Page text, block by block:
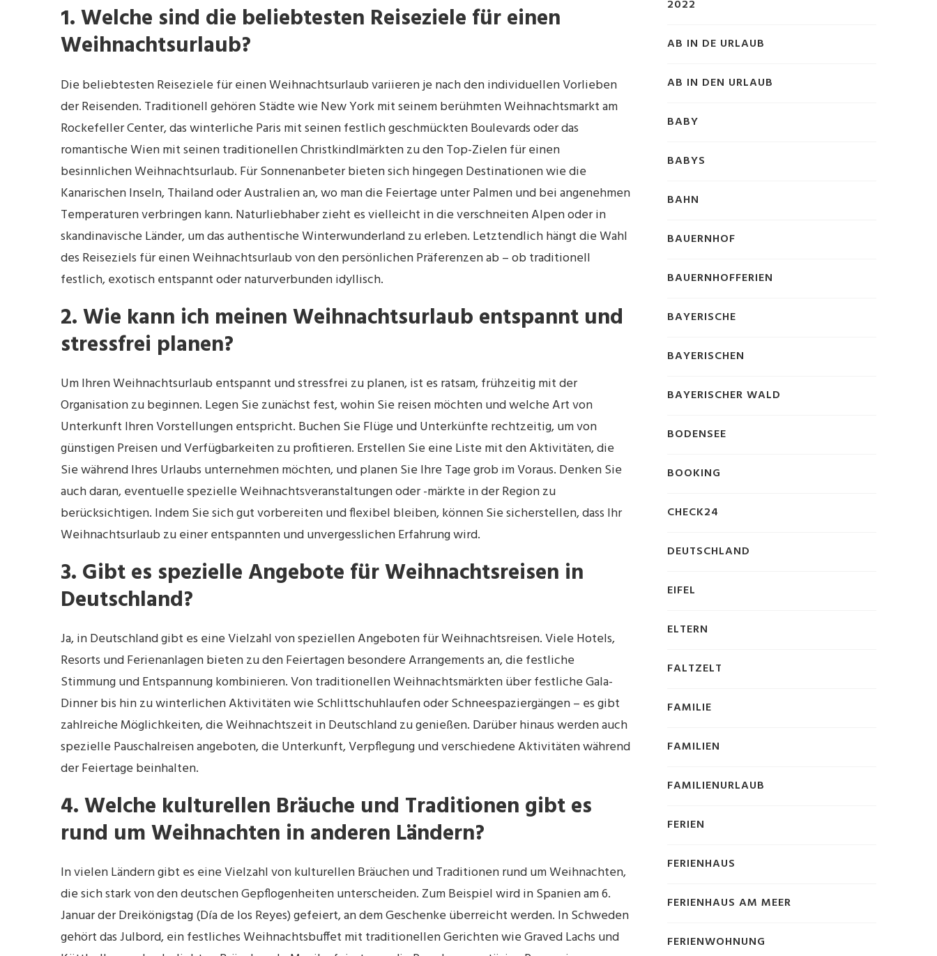
1. Welche sind die beliebtesten Reiseziele für einen
Weihnachtsurlaub?
Die beliebtesten Reiseziele für einen Weihnachtsurlaub variieren je nach den individuellen Vorlieben
der Reisenden. Traditionell gehören Städte wie New York mit seinem berühmten Weihnachtsmarkt am
Rockefeller Center, das winterliche Paris mit seinen festlich geschmückten Boulevards oder das
romantische Wien mit seinen traditionellen Christkindlmärkten zu den Top-Zielen für einen
besinnlichen Weihnachtsurlaub. Für Sonnenanbeter bieten sich hingegen Destinationen wie die
Kanarischen Inseln, Thailand oder Australien an, wo man die Feiertage unter Palmen und bei angenehmen
Temperaturen verbringen kann. Naturliebhaber zieht es vielleicht in die verschneiten Alpen oder in
skandinavische Länder, um das authentische Winterwunderland zu erleben. Letztendlich hängt die Wahl
des Reiseziels für einen Weihnachtsurlaub von den persönlichen Präferenzen ab – ob traditionell
festlich, exotisch entspannt oder naturverbunden idyllisch.
2. Wie kann ich meinen Weihnachtsurlaub entspannt und
stressfrei planen?
Um Ihren Weihnachtsurlaub entspannt und stressfrei zu planen, ist es ratsam, frühzeitig mit der
Organisation zu beginnen. Legen Sie zunächst fest, wohin Sie reisen möchten und welche Art von
Unterkunft Ihren Vorstellungen entspricht. Buchen Sie Flüge und Unterkünfte rechtzeitig, um von
günstigen Preisen und Verfügbarkeiten zu profitieren. Erstellen Sie eine Liste mit den Aktivitäten, die
Sie während Ihres Urlaubs unternehmen möchten, und planen Sie Ihre Tage grob im Voraus. Denken Sie
auch daran, eventuelle spezielle Weihnachtsveranstaltungen oder -märkte in der Region zu
berücksichtigen. Indem Sie sich gut vorbereiten und flexibel bleiben, können Sie sicherstellen, dass Ihr
Weihnachtsurlaub zu einer entspannten und unvergesslichen Erfahrung wird.
3. Gibt es spezielle Angebote für Weihnachtsreisen in
Deutschland?
Ja, in Deutschland gibt es eine Vielzahl von speziellen Angeboten für Weihnachtsreisen. Viele Hotels,
Resorts und Ferienanlagen bieten zu den Feiertagen besondere Arrangements an, die festliche
Stimmung und Entspannung kombinieren. Von traditionellen Weihnachtsmärkten über festliche Gala-
Dinner bis hin zu winterlichen Aktivitäten wie Schlittschuhlaufen oder Schneespaziergängen – es gibt
zahlreiche Möglichkeiten, die Weihnachtszeit in Deutschland zu genießen. Darüber hinaus werden auch
spezielle Pauschalreisen angeboten, die Unterkunft, Verpflegung und verschiedene Aktivitäten während
der Feiertage beinhalten.
4. Welche kulturellen Bräuche und Traditionen gibt es
rund um Weihnachten in anderen Ländern?
In vielen Ländern gibt es eine Vielzahl von kulturellen Bräuchen und Traditionen rund um Weihnachten,
die sich stark von den deutschen Gepflogenheiten unterscheiden. Zum Beispiel wird in Spanien am 6.
Januar der Dreikönigstag (Día de los Reyes) gefeiert, an dem Geschenke überreicht werden. In Schweden
gehört das Julbord, ein festliches Weihnachtsbuffet mit traditionellen Gerichten wie Graved Lachs und
2022
AB IN DE URLAUB
AB IN DEN URLAUB
BABY
BABYS
BAHN
BAUERNHOF
BAUERNHOFFERIEN
BAYERISCHE
BAYERISCHEN
BAYERISCHER WALD
BODENSEE
BOOKING
CHECK24
DEUTSCHLAND
EIFEL
ELTERN
FALTZELT
FAMILIE
FAMILIEN
FAMILIENURLAUB
FERIEN
FERIENHAUS
FERIENHAUS AM MEER
FERIENWOHNUNG